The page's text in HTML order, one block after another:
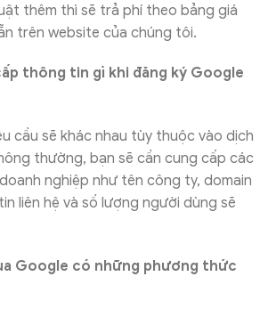
thêm thì sẽ trả phí theo bảng giá
trên website của chúng tôi.
thông tin gì khi đăng ký Google
cầu sẽ khác nhau tùy thuộc vào dịch
thường, bạn sẽ cần cung cấp các
nghiệp như tên công ty, domain
liên hệ và số lượng người dùng sẽ
Google có những phương thức